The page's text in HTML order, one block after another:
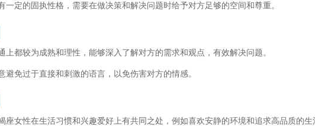
一定的固执性格，需要在做决策和解决问题时给予对方足够的空间和尊重。
上都较为成熟和理性，能够深入了解对方的需求和观点，有效解决问题。
避免过于直接和刺激的语言，以免伤害对方的情感。
座女性在生活习惯和兴趣爱好上有共同之处，例如喜欢安静的环境和追求高品质的生